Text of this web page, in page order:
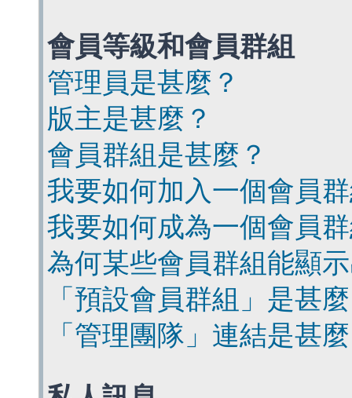
會員等級和會員群組
管理員是甚麼？
版主是甚麼？
會員群組是甚麼？
我要如何加入一個會員
我要如何成為一個會員
為何某些會員群組能顯
「預設會員群組」是甚
「管理團隊」連結是甚